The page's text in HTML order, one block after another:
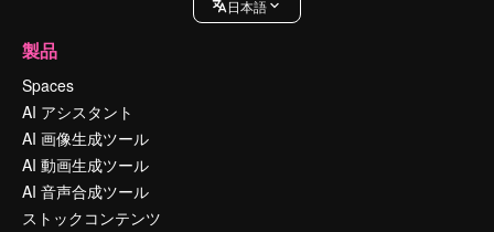
日本語
製品
Spaces
AI アシスタント
AI 画像生成ツール
AI 動画生成ツール
AI 音声合成ツール
ストックコンテンツ